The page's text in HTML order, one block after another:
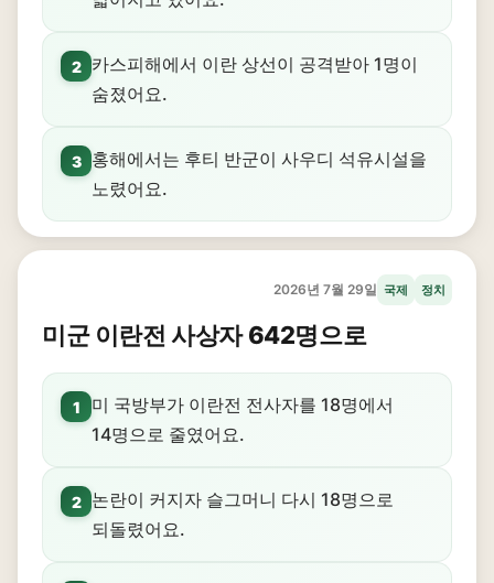
2
카스피해에서 이란 상선이 공격받아 1명이
숨졌어요.
3
홍해에서는 후티 반군이 사우디 석유시설을
노렸어요.
2026년 7월 29일 국제 정치
미군 이란전 사상자 642명으로
1
미 국방부가 이란전 전사자를 18명에서
14명으로 줄였어요.
2
논란이 커지자 슬그머니 다시 18명으로
되돌렸어요.